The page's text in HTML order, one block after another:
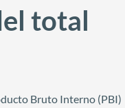
total
Bruto Interno (PBI)